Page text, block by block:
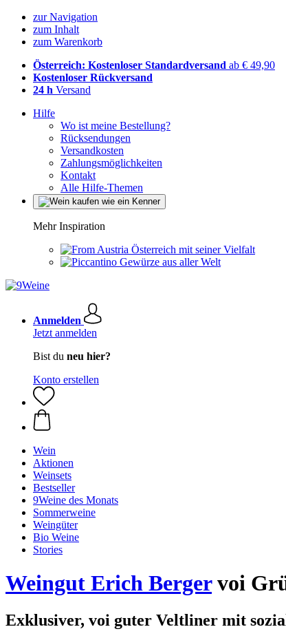
zur Navigation
zum Inhalt
zum Warenkorb
Österreich: Kostenloser Standardversand ab € 49,90
Kostenloser Rückversand
24 h Versand
Hilfe
Wo ist meine Bestellung?
Rücksendungen
Versandkosten
Zahlungsmöglichkeiten
Kontakt
Alle Hilfe-Themen
Mehr Inspiration
Österreich mit seiner Vielfalt
Gewürze aus aller Welt
Anmelden
Jetzt anmelden
Bist du neu hier?
Konto erstellen
Wein
Aktionen
Weinsets
Bestseller
9Weine des Monats
Sommerweine
Weingüter
Bio Weine
Stories
Weingut Erich Bergervoi
Exklusiver, voi guter Veltliner mit